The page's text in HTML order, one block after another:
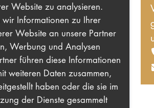
Website zu analysieren.
Informationen zu Ihrer
Website an unsere Partner
Werbung und Analysen
führen diese Informationen
weiteren Daten zusammen,
haben oder die sie im
der Dienste gesammelt